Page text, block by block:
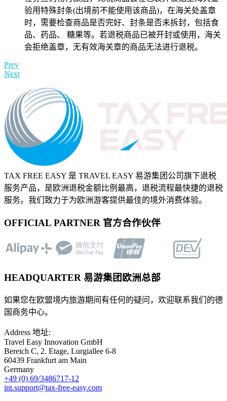
验用特殊封条(出境前不能使用该商品)，在海关处盖章
时，需要检查商品是否完好、封条是否未拆封，包括食
品、药品、 糖果等。若退税商品已被开封或使用，海关
会拒绝盖章，无有效海关章的商品无法进行退税。
Prev
Next
TAX FREE EASY 是 TRAVEL EASY 易游集团公司旗下退税
服务产品，是欧洲退税金额比例最高，退税流程最快捷的退税
服务。我们致力于为欧洲游客提供最佳的境外消费体验。
OFFICIAL PARTNER 官方合作伙伴
HEADQUARTER 易游集团欧洲总部
如果您在欧盟境内旅游期间有任何的疑问，欢迎联系我们的德
国商务中心。
Address 地址:
Travel Easy Innovation GmbH
Bereich C, 2. Etage, Lurgiallee 6-8
60439 Frankfurt am Main
Germany
+49 (0) 69/3486717-12
int.support@tax-free-easy.com